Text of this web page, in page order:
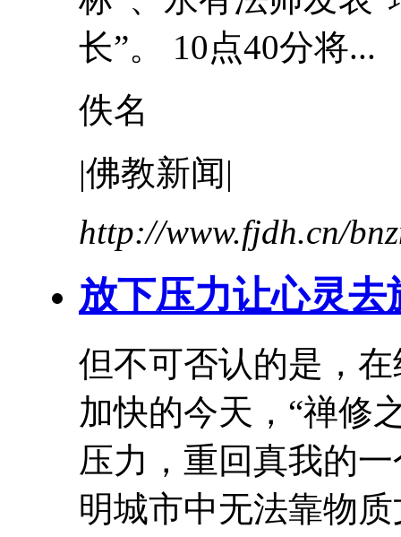
长”。 10点40分将...
佚名
|佛教新闻|
http://www.fjdh.cn/
放下压力让心灵去
但不可否认的是，
加快的今天，“禅修
压力，重回真我的
明城市中无法靠物